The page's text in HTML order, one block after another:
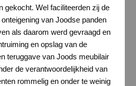
gekocht. Wel faciliteerden zij de
van Joodse panden
als daarom werd gevraagd en
en opslag van de
teruggave van Joods meubilair
de verantwoordelijkheid van
rommelig en onder te weinig